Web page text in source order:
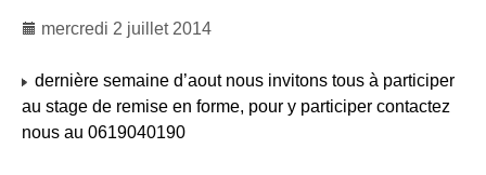
mercredi 2 juillet 2014
dernière semaine d’aout nous invitons tous à participer
au stage de remise en forme, pour y participer contactez
nous au 0619040190